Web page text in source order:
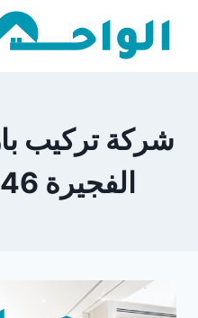
شركة تركيب
الفجيرة 0561986146